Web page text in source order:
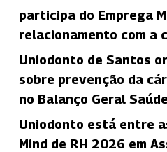
participa do Emprega
relacionamento com a
Uniodonto de Santos
sobre prevenção da
no Balanço Geral Saúde
Uniodonto está entre
Mind de RH 2026 em